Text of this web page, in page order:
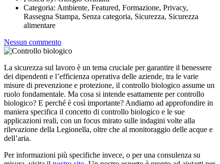
Categoria: Ambiente, Featured, Formazione, Privacy,
Rassegna Stampa, Senza categoria, Sicurezza, Sicurezza
alimentare
Nessun commento
La sicurezza sul lavoro è un tema cruciale per garantire il benessere
dei dipendenti e l’efficienza operativa delle aziende, tra le varie
misure di prevenzione e protezione, il controllo biologico assume un
ruolo fondamentale. Ma cosa si intende esattamente per controllo
biologico? E perché è così importante? Andiamo ad approfondire in
maniera specifica il concetto di controllo biologico e le sue
applicazioni reali, con un focus mirato sulle indagini volte alla
rilevazione della Legionella, oltre che al monitoraggio delle acque e
dell’aria.
Per informazioni più specifiche invece, o per una consulenza su